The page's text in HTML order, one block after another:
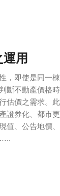
用
，即使是同一
斷不動產價格
估價之需求。
證券化、都市
值、公告地價
…..